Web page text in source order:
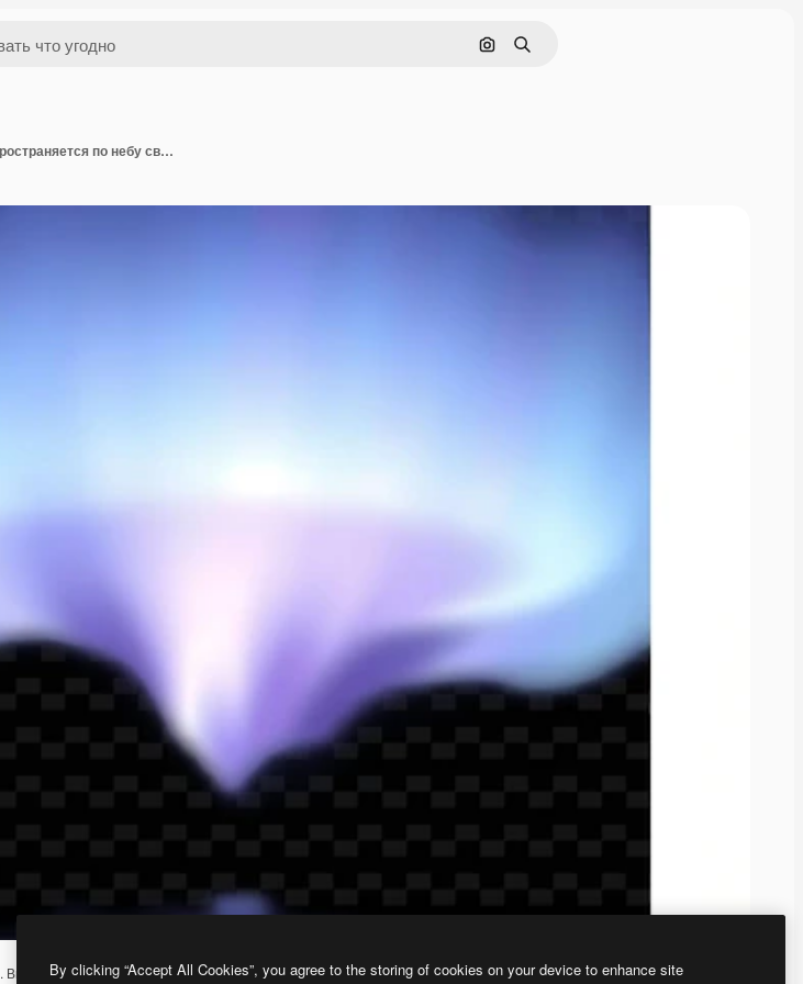
Поиск по изображению
Поиск
. Вы можете создать свой собственный с помощью нашего генератора изображений на основе ИИ.
Haze Aurora мягкий туманный свет, который распространяется по небу светящийся Y2K Неон вдохновленный световой текстурой
By clicking “Accept All Cookies”, you agree to the storing of cookies on your device to enhance site